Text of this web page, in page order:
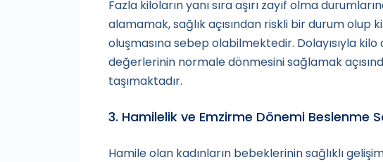
Fazla kiloların yanı sıra aşırı zayıf olma
alamamak, sağlık açısından riskli bir durum olup
oluşmasına sebep olabilmektedir. Dolayısıyla
değerlerinin normale dönmesini sağlamak
taşımaktadır.
3. Hamilelik ve Emzirme Dönemi Beslenme
Hamile olan kadınların bebeklerinin sağlıklı